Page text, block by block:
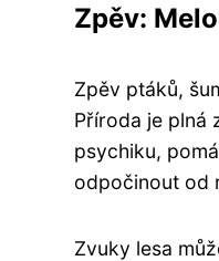
Zpěv:
Zpěv ptáků,
Příroda je plná
psychiku,
odpočinout od
Zvuky lesa